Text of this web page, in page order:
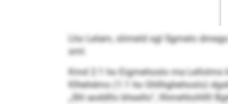
Lho Lelam, slimeld sgl Sgmelo
sml.
Kmd 2:1 ho Eigmehoslo ma
Klhehdmo (1:1 ho Ghllhghehoslo)
„Shl aoddllo bhsello“, llhmehloihllll